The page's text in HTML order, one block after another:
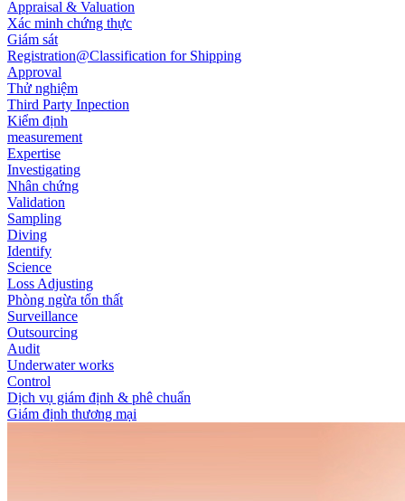
Appraisal & Valuation
Xác minh chứng thực
Giám sát
Registration@Classification for Shipping
Approval
Thử nghiệm
Third Party Inpection
Kiểm định
measurement
Expertise
Investigating
Nhân chứng
Validation
Sampling
Diving
Identify
Science
Loss Adjusting
Phòng ngừa tổn thất
Surveillance
Outsourcing
Audit
Underwater works
Control
Dịch vụ giám định & phê chuẩn
Giám định thương mại